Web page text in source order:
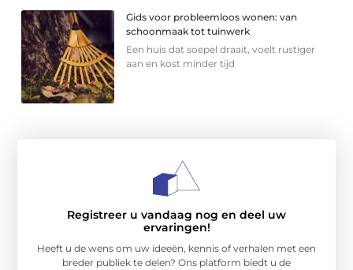
Gids voor probleemloos wonen: van
schoonmaak tot tuinwerk
Een huis dat soepel draait, voelt rustiger
aan en kost minder tijd
Registreer u vandaag nog en deel uw
ervaringen!
Heeft u de wens om uw ideeën, kennis of verhalen met een
breder publiek te delen? Ons platform biedt u de